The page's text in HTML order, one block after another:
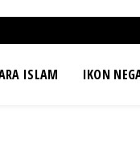
ISLAM IKON